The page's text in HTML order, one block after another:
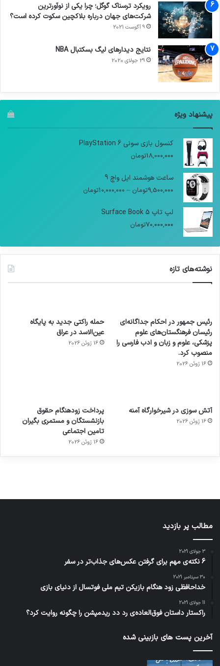
رویکرد ترسناک گوگل؛ چرا یکی از نوآورترین
شرکت‌های جهان درباره بلاکچین سکوت کرده است؟
9 آگوست 2021
نتایج دیدار‌های لیگ بسکتبال NBA
29 جولای 2020
پیشنهاد ویژه
کنسول بازی سونی PlayStation 6
18,000,000تومان
ساعت هوشمند اپل واچ 9
9,500,000تومان –
10,000,000تومان
لپ تاپ Surface Book 5
70,000,000تومان
نوشته‌های تازه
رئیس جمهور در احکام جداگانه‌ای
رئیسان فرهنگستان‌های علوم
پزشکی، علوم و زبان و ادب فارسی را
منصوب کرد.
16 ژوئن 2026
حمله راکتی جدید به پایگاه
عین‌الاسد در عراق
16 ژوئن 2026
آتش سوزی در شیرخوارگاه آمنه
16 ژوئن 2026
پرداخت زودهنگام حقوق
بازنشستگان و مستمری بگیران
تامین اجتماعی
16 ژوئن 2026
برای
کشف
توسط
مجازی
…
ساعت
هوشمند
با طعم
توسط
ژاکت
در
های
2023
توسط
مطالب پر بازدید
3 جولای 2021
6 نکته‌ی مهم برای گرفتن عکس‌های جذاب‌تر در سفر
30 سپتامبر 2021
خداحافظی زود هنگام بازیکن تیم ملی فوتسال از دنیای بازی
11 جولای 2021
راکستار داستان فوق‌العاده‌ی رد دد ریدمپشن را چگونه روایت کرد؟
آخرین پست های بازبینی شده